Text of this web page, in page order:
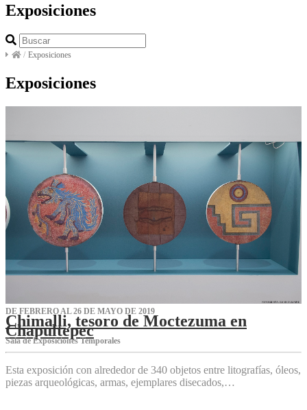
Exposiciones
/ Exposiciones
Exposiciones
DE FEBRERO AL 26 DE MAYO DE 2019
Chimalli, tesoro de Moctezuma en
Chapultepec
Sala de Exposiciones Temporales
Esta exposición con alrededor de 340 objetos entre litografías, óleos,
piezas arqueológicas, armas, ejemplares disecados,…